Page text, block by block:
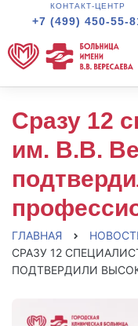
КОНТАКТ-ЦЕНТР
+7 (499) 450-55-
Сразу 12
им. В.В.
ГЛАВНАЯ
СРАЗУ 12
ПОДТВЕРДИЛИ